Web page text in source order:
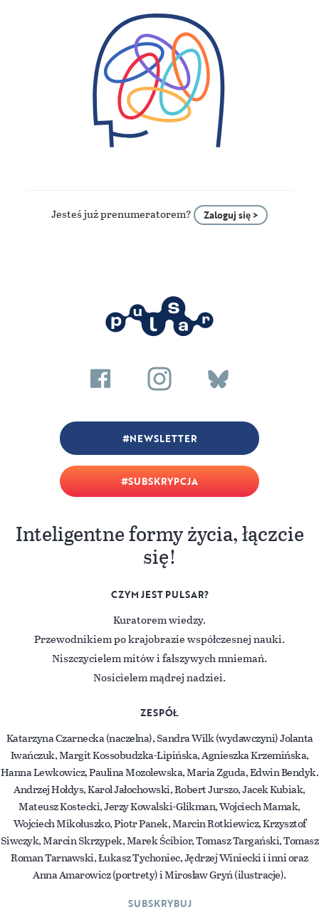
Jesteś już prenumeratorem? Zaloguj się >
SUBSKRYPCJA
NEWSLETTER
Inteligentne formy życia, łączcie
się!
CZYM JEST PULSAR?
Kuratorem wiedzy.
Przewodnikiem po krajobrazie współczesnej nauki.
Niszczycielem mitów i fałszywych mniemań.
Nosicielem mądrej nadziei.
ZESPÓŁ
Katarzyna Czarnecka (naczelna), Sandra Wilk (wydawczyni) Jolanta
Iwańczuk, Margit Kossobudzka-Lipińska, Agnieszka Krzemińska,
Hanna Lewkowicz, Paulina Mozolewska, Maria Zguda, Edwin Bendyk.
Andrzej Hołdys, Karol Jałochowski, Robert Jurszo, Jacek Kubiak,
Mateusz Kostecki, Jerzy Kowalski-Glikman, Wojciech Mamak,
Wojciech Mikołuszko, Piotr Panek, Marcin Rotkiewicz, Krzysztof
Siwczyk, Marcin Skrzypek, Marek Ścibior, Tomasz Targański, Tomasz
Roman Tarnawski, Łukasz Tychoniec, Jędrzej Winiecki i inni oraz
Anna Amarowicz (portrety) i Mirosław Gryń (ilustracje).
SUBSKRYBUJ